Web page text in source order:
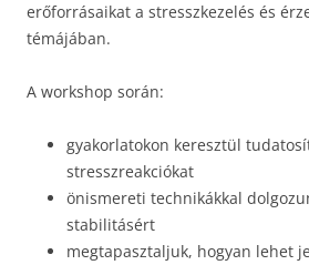
erőforrásaikat a stresszkezelés és
témájában.
A workshop során:
gyakorlatokon keresztül
stresszreakciókat
önismereti technikákkal
stabilitásért
megtapasztaljuk, hogyan lehet